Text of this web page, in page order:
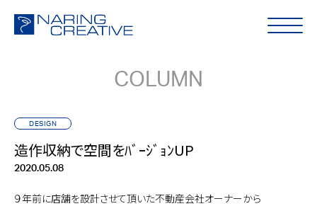
COLUMN
DESIGN
造作収納で空間をﾊﾞｰｼﾞｮﾝUP
2020.05.08
９年前に店舗を設計させて頂いた不動産会社オーナーから